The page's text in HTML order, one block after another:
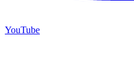
YouTube